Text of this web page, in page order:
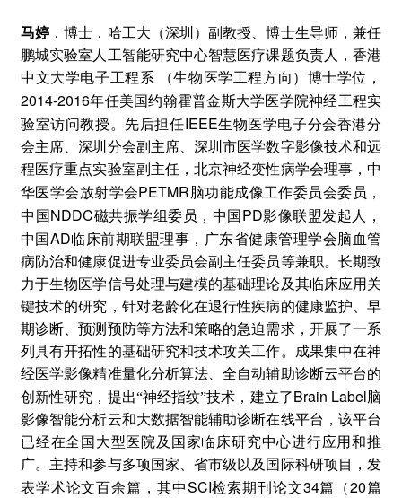
马婷 ，博士，哈工大（深圳）副教授、博士生导师，兼任
鹏城实验室人工智能研究中心智慧医疗课题负责人，香港
中文大学电子工程系
（生物医学工程方向）博士学位，
2014-2016年任美国约翰霍普金斯大学医学院神经工程实
验室访问教授。先后担任IEEE生物医学电子分会香港分
会主席、深圳分会副主席、深圳市医学数字影像技术和远
程医疗重点实验室副主任，北京神经变性病学会理事，中
华医学会放射学会PETMR脑功能成像工作委员会委员，
中国NDDC磁共振学组委员，中国 PD影像联盟发起人，
中国AD临床前期联盟理事，广东省健康管理学会脑血管
病防治和健康促进专业委员会副主任委员等兼职。长期致
力于生物医学信号处理与建模的基础理论及其临床应用关
键技术的研究，针对老龄化在退行性疾病的健康监护、早
期诊断、预测预防等方法和策略的急迫需求，开展了一系
列具有开拓性的基础研究和技术攻关工作。成果集中在神
经医学影像精准量化分析算法、全自动辅助诊断云平台的
创新性研究，提出“神经指纹”技术，建立了Brain Label脑
影像智能分析云和大数据智能辅助诊断在线平台，该平台
已经在全国大型医院及国家临床研究中心进行应用和推
广。主持和参与多项国家、省市级以及国际科研项目，发
表学术论文百余篇，其中SCI检索期刊论文34篇（20篇